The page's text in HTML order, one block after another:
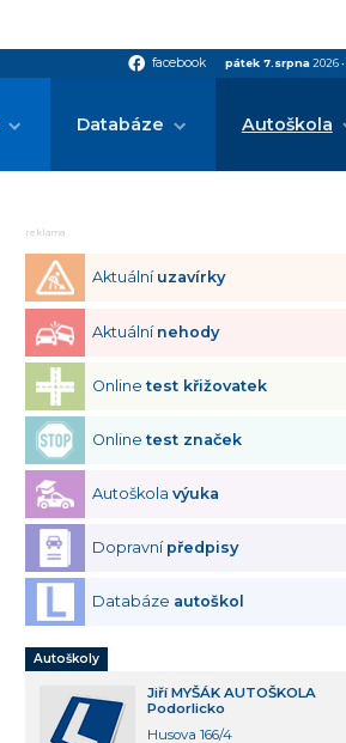
facebook facebook pátek 7.srpna 2026•
Databáze Autoškola
reklama
Aktuální uzavírky
Aktuální nehody
Onlinetest křižovatek
Onlinetest značek
Autoškolavýuka
Dopravní předpisy
Databáze autoškol
Autoškoly
Jiří MYŠÁK AUTOŠKOLA
Podorlicko
Husova 166/4